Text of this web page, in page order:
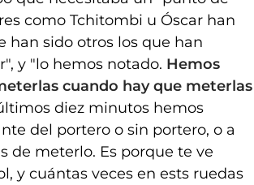
como Tchitombi u Óscar han
han sido otros los que han
y "lo hemos notado. Hemos
cuando hay que meterlas
diez minutos hemos
del portero o sin portero, o a
de meterlo. Es porque te ve
y cuántas veces en ests ruedas